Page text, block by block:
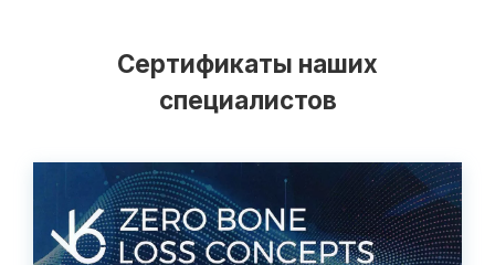
Сертификаты наших
специалистов